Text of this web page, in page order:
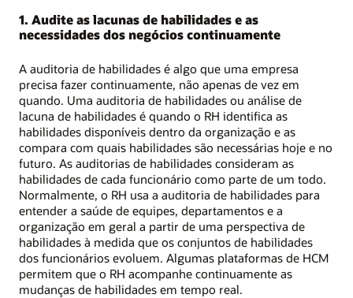
1. Audite as lacunas de habilidades e as
necessidades dos negócios continuamente
A auditoria de habilidades é algo que uma empresa
precisa fazer continuamente, não apenas de vez em
quando. Uma auditoria de habilidades ou análise de
lacuna de habilidades é quando o RH identifica as
habilidades disponíveis dentro da organização e as
compara com quais habilidades são necessárias hoje e no
futuro. As auditorias de habilidades consideram as
habilidades de cada funcionário como parte de um todo.
Normalmente, o RH usa a auditoria de habilidades para
entender a saúde de equipes, departamentos e a
organização em geral a partir de uma perspectiva de
habilidades à medida que os conjuntos de habilidades
dos funcionários evoluem. Algumas plataformas de HCM
permitem que o RH acompanhe continuamente as
mudanças de habilidades em tempo real.